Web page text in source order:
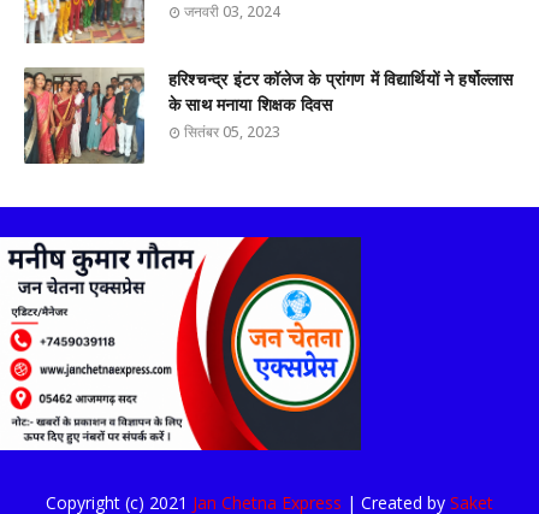
जनवरी 03, 2024
हरिश्चन्द्र इंटर कॉलेज के प्रांगण में विद्यार्थियों ने हर्षोल्लास
के साथ मनाया शिक्षक दिवस
सितंबर 05, 2023
Copyright (c) 2021 Jan Chetna Express | Created by Saket